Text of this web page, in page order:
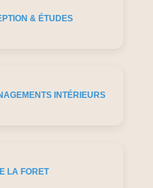
& ÉTUDES
sub-categories
INTÉRIEURS
sub-categories
LA FORET